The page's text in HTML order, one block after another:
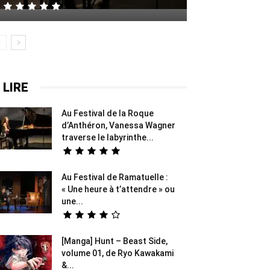
Au Festival de la Roque
d’Anthéron, Vanessa Wagner
traverse le labyrinthe...
Au Festival de Ramatuelle :
« Une heure à t’attendre » ou
une...
[Manga] Hunt – Beast Side,
volume 01, de Ryo Kawakami
&...